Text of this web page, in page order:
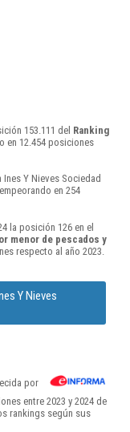
153.111 del Ranking
en 12.454 posiciones
Y Nieves Sociedad
en 254
la posición 126 en el
menor de pescados y
respecto al año 2023.
Y Nieves
por
entre 2023 y 2024 de
rankings según sus